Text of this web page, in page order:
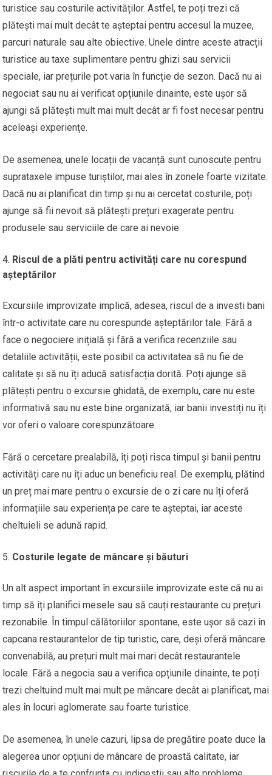
turistice sau costurile activităților. Astfel, te poți trezi că
plătești mai mult decât te așteptai pentru accesul la muzee,
parcuri naturale sau alte obiective. Unele dintre aceste atracții
turistice au taxe suplimentare pentru ghizi sau servicii
speciale, iar prețurile pot varia în funcție de sezon. Dacă nu ai
negociat sau nu ai verificat opțiunile dinainte, este ușor să
ajungi să plătești mult mai mult decât ar fi fost necesar pentru
aceleași experiențe.
De asemenea, unele locații de vacanță sunt cunoscute pentru
suprataxele impuse turiștilor, mai ales în zonele foarte vizitate.
Dacă nu ai planificat din timp și nu ai cercetat costurile, poți
ajunge să fii nevoit să plătești prețuri exagerate pentru
produsele sau serviciile de care ai nevoie.
Riscul de a plăti pentru activități care nu corespund
așteptărilor
Excursiile improvizate implică, adesea, riscul de a investi bani
într-o activitate care nu corespunde așteptărilor tale. Fără a
face o negociere inițială și fără a verifica recenziile sau
detaliile activității, este posibil ca activitatea să nu fie de
calitate și să nu îți aducă satisfacția dorită. Poți ajunge să
plătești pentru o excursie ghidată, de exemplu, care nu este
informativă sau nu este bine organizată, iar banii investiți nu îți
vor oferi o valoare corespunzătoare.
Fără o cercetare prealabilă, îți poți risca timpul și banii pentru
activități care nu îți aduc un beneficiu real. De exemplu, plătind
un preț mai mare pentru o excursie de o zi care nu îți oferă
informațiile sau experiența pe care te așteptai, iar aceste
cheltuieli se adună rapid.
Costurile legate de mâncare și băuturi
Un alt aspect important în excursiile improvizate este că nu ai
timp să îți planifici mesele sau să cauți restaurante cu prețuri
rezonabile. În timpul călătoriilor spontane, este ușor să cazi în
capcana restaurantelor de tip turistic, care, deși oferă mâncare
convenabilă, au prețuri mult mai mari decât restaurantele
locale. Fără a negocia sau a verifica opțiunile dinainte, te poți
trezi cheltuind mult mai mult pe mâncare decât ai planificat, mai
ales în locuri aglomerate sau foarte turistice.
De asemenea, în unele cazuri, lipsa de pregătire poate duce la
alegerea unor opțiuni de mâncare de proastă calitate, iar